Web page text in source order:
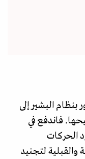
بنظام البشير إلى
فاندفع في
الحركات
والقبلية لتجنيد